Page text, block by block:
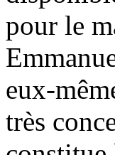
pour le
eux-
très